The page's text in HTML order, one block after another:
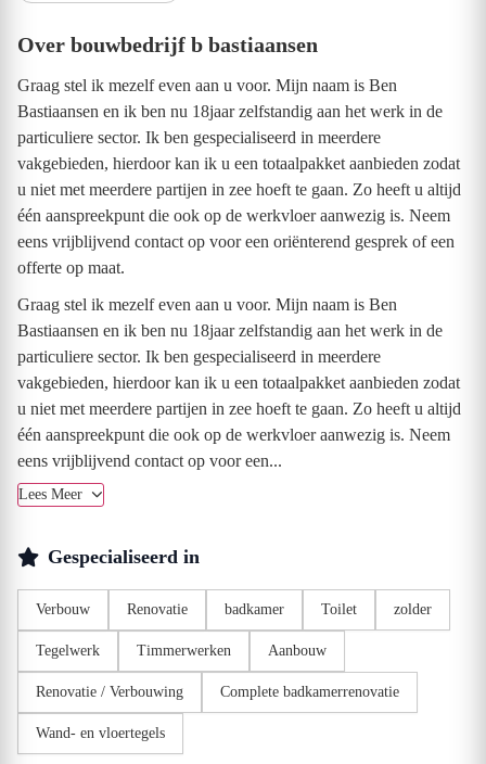
Over bouwbedrijf b bastiaansen
Graag stel ik mezelf even aan u voor. Mijn naam is Ben
Bastiaansen en ik ben nu 18jaar zelfstandig aan het werk in de
particuliere sector. Ik ben gespecialiseerd in meerdere
vakgebieden, hierdoor kan ik u een totaalpakket aanbieden zodat
u niet met meerdere partijen in zee hoeft te gaan. Zo heeft u altijd
één aanspreekpunt die ook op de werkvloer aanwezig is. Neem
eens vrijblijvend contact op voor een oriënterend gesprek of een
offerte op maat.
Graag stel ik mezelf even aan u voor. Mijn naam is Ben
Bastiaansen en ik ben nu 18jaar zelfstandig aan het werk in de
particuliere sector. Ik ben gespecialiseerd in meerdere
vakgebieden, hierdoor kan ik u een totaalpakket aanbieden zodat
u niet met meerdere partijen in zee hoeft te gaan. Zo heeft u altijd
één aanspreekpunt die ook op de werkvloer aanwezig is. Neem
eens vrijblijvend contact op voor een...
Lees Meer
Gespecialiseerd in
Verbouw Renovatie badkamer Toilet zolder
Tegelwerk Timmerwerken Aanbouw
Renovatie / Verbouwing Complete badkamerrenovatie
Wand- en vloertegels